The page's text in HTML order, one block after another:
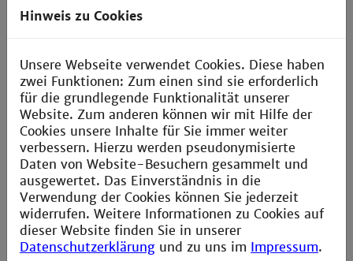
#KommVorbei
Komm direkt bei der Biotechnologie
vorbei
Du kannst auch einfach so mal vorbeikommen, selbst
wenn gerade keine Veranstaltung für Schülerinnen
und Schüler stattfindet. Nimm dazu einfach Kontakt
mit unserer Sekretärin Stephanie Schwarzelbach auf.
Hinweis zu Cookies
Unsere Webseite verwendet Cookies. Diese haben
zwei Funktionen: Zum einen sind sie erforderlich
für die grundlegende Funktionalität unserer
Website. Zum anderen können wir mit Hilfe der
Cookies unsere Inhalte für Sie immer weiter
verbessern. Hierzu werden pseudonymisierte
Daten von Website-Besuchern gesammelt und
ausgewertet. Das Einverständnis in die
Verwendung der Cookies können Sie jederzeit
widerrufen. Weitere Informationen zu Cookies auf
dieser Website finden Sie in unserer
Datenschutzerklärung und zu uns im Impressum.